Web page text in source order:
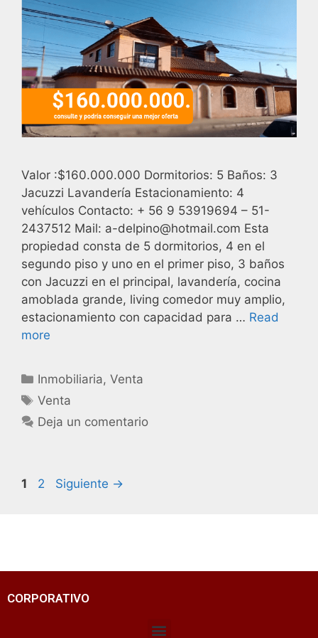
Valor :$160.000.000 Dormitorios: 5 Baños: 3
Jacuzzi Lavandería Estacionamiento: 4
vehículos Contacto: + 56 9 53919694 – 51-
2437512 Mail: a-delpino@hotmail.com Esta
propiedad consta de 5 dormitorios, 4 en el
segundo piso y uno en el primer piso, 3 baños
con Jacuzzi en el principal, lavandería, cocina
amoblada grande, living comedor muy amplio,
estacionamiento con capacidad para … Read
more
Inmobiliaria,Venta
Venta
Deja un comentario
1 2 Siguiente →
CORPORATIVO